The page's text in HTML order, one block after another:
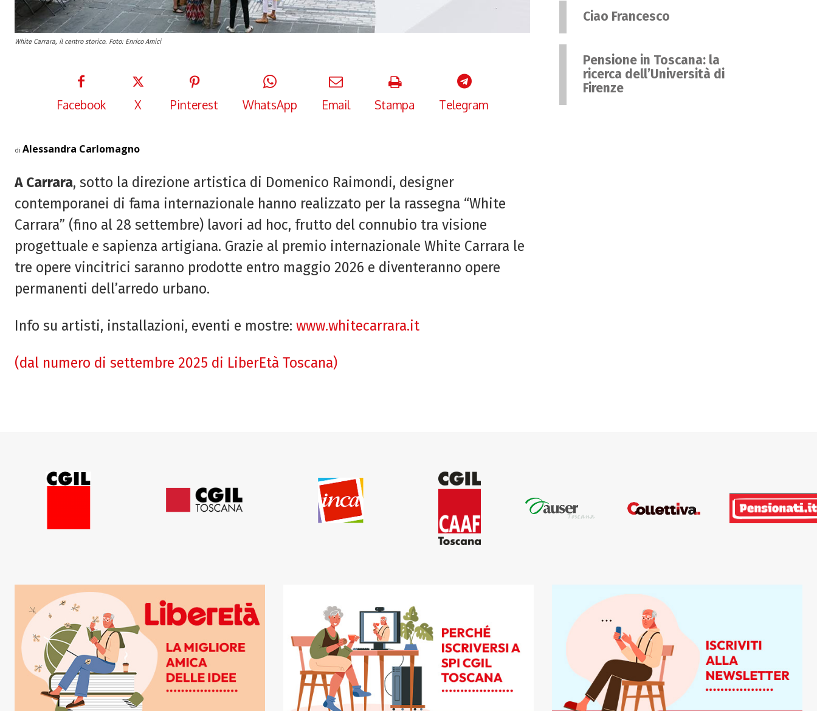
White Carrara, il centro storico. Foto: Enrico Amici
Facebook X Pinterest WhatsApp Email Stampa Telegram
di Alessandra Carlomagno
A Carrara, sotto la direzione artistica di Domenico Raimondi, designer
contemporanei di fama internazionale hanno realizzato per la rassegna “White
Carrara” (fino al 28 settembre) lavori ad hoc, frutto del connubio tra visione
progettuale e sapienza artigiana. Grazie al premio internazionale White Carrara le
tre opere vincitrici saranno prodotte entro maggio 2026 e diventeranno opere
permanenti dell’arredo urbano.
Info su artisti, installazioni, eventi e mostre: www.whitecarrara.it
(dal numero di settembre 2025 di LiberEtà Toscana)
Ciao Francesco
Pensione in Toscana: la
ricerca dell’Università di
Firenze